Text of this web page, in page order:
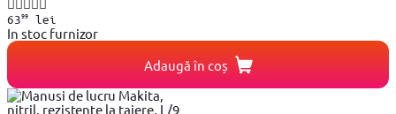
6399lei
In stoc furnizor
Adaugă în coș